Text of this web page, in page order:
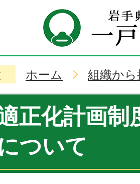
ホーム 組織か
正化計画制
ついて